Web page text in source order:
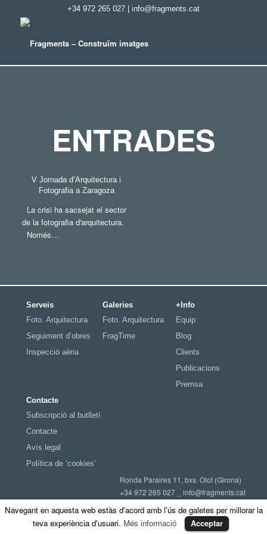
+34 972 265 027| info@fragments.cat
ENTRADES
V Jornada d’Arquitectura i
Fotografia a Zaragoza
La crisi ha sacsejat el sector
de la fotografia d'arquitectura.
Només…
Serveis
Foto. Arquitectura
Seguiment d’obres
Inspecció aèria
Galeries
Foto. Arquitectura
FragTime
+Info
Equip
Blog
Clients
Publicacions
Premsa
Contacte
Subscripció al butlletí
Contacte
Avís legal
Política de ‘cookies’
Ronda Paraires 11, bxs. Olot (Girona)
+34 972 265 027 _info@fragments.cat
Navegant en aquesta web estàs d'acord amb l'ús de galetes per millorar la
teva experiència d'usuari. Més informació Acceptar